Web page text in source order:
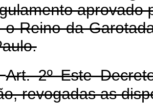
aprovado
o Reino da
Art. 2º Este
revogadas as